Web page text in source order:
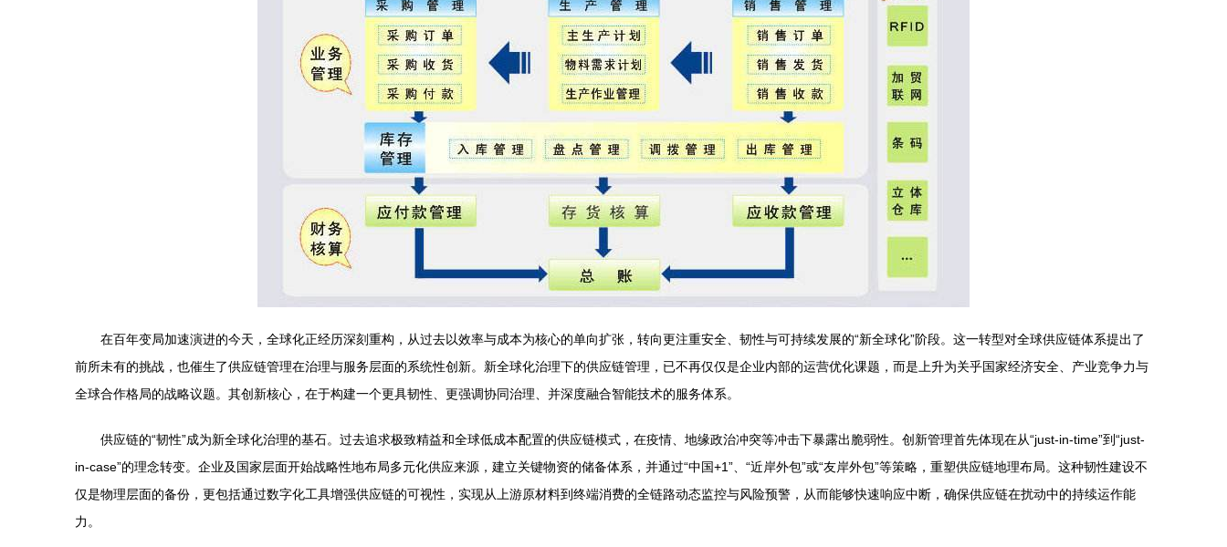
在百年变局加速演进的今天，全球化正经历深刻重构，从过去以效率与成本为核心的单向扩张，转向更注重安全、韧性与可持续发展的“新全球化”阶段。这一转型对全球供应链体系提出了
前所未有的挑战，也催生了供应链管理在治理与服务层面的系统性创新。新全球化治理下的供应链管理，已不再仅仅是企业内部的运营优化课题，而是上升为关乎国家经济安全、产业竞争力与
全球合作格局的战略议题。其创新核心，在于构建一个更具韧性、更强调协同治理、并深度融合智能技术的服务体系。
供应链的“韧性”成为新全球化治理的基石。过去追求极致精益和全球低成本配置的供应链模式，在疫情、地缘政治冲突等冲击下暴露出脆弱性。创新管理首先体现在从“just-in-time”到“just-
in-case”的理念转变。企业及国家层面开始战略性地布局多元化供应来源，建立关键物资的储备体系，并通过“中国+1”、“近岸外包”或“友岸外包”等策略，重塑供应链地理布局。这种韧性建设不
仅是物理层面的备份，更包括通过数字化工具增强供应链的可视性，实现从上游原材料到终端消费的全链路动态监控与风险预警，从而能够快速响应中断，确保供应链在扰动中的持续运作能
力。